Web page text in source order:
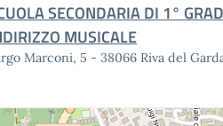
SECONDARIA DI 1°
MUSICALE
Marconi, 5 - 38066 Riva del